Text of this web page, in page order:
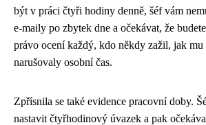
být v práci čtyři hodiny denně, šéf vám
e-maily po zbytek dne a očekávat, že
právo ocení každý, kdo někdy zažil, jak mu
narušovaly osobní čas.
Zpřísnila se také evidence pracovní doby.
nastavit čtyřhodinový úvazek a pak